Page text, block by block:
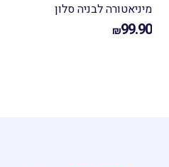
מיניאטורה לבניה סלון
₪99.90